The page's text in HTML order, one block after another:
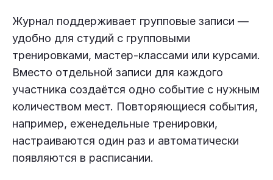
Журнал поддерживает групповые записи —
удобно для студий с групповыми
тренировками, мастер-классами или курсами.
Вместо отдельной записи для каждого
участника создаётся одно событие с нужным
количеством мест. Повторяющиеся события,
например, еженедельные тренировки,
настраиваются один раз и автоматически
появляются в расписании.